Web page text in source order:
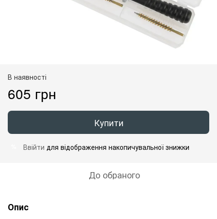
В наявності
605 грн
Купити
Ввійти для відображення накопичувальної знижки
До обраного
Опис